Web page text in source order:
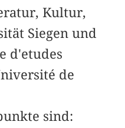
Kultur,
Siegen und
d'etudes
de
sind: